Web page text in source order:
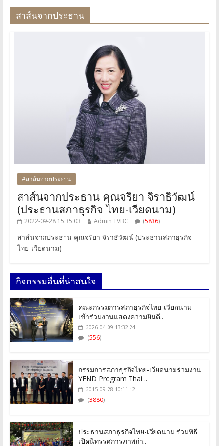
สาส์นจากประธาน
#สาส์นจากประธาน
สาส์นจากประธาน คุณจริยา จิราธิวัฒน์
(ประธานสภาธุรกิจ ไทย-เวียดนาม)
2022-09-28 15:35:03 Admin TVBC (5836)
สาส์นจากประธาน คุณจริยา จิราธิวัฒน์ (ประธานสภาธุรกิจ
ไทย-เวียดนาม)
กิจกรรมอื่นที่น่าสนใจ
คณะกรรมการสภาธุรกิจไทย-เวียดนาม
เข้าร่วมงานแสดงความยินดี..
2026-04-09 13:32:24
(556)
กรรมการสภาธุรกิจไทย-เวียดนามร่วมงาน
YEND Program Thai ..
2015-09-28 10:11:12
(3880)
ประธานสภาธูรกิจไทย-เวียดนาม ร่วมพิธี
เปิดนิทรรศการภาพถ่า..